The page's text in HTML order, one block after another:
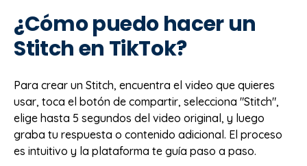
¿Cómo puedo hacer un
Stitch en TikTok?
Para crear un Stitch, encuentra el video que quieres
usar, toca el botón de compartir, selecciona "Stitch",
elige hasta 5 segundos del video original, y luego
graba tu respuesta o contenido adicional. El proceso
es intuitivo y la plataforma te guía paso a paso.